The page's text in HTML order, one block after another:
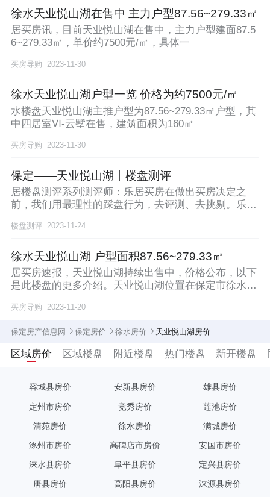
徐水天业悦山湖在售中 主力户型87.56~279.33㎡
居买房讯，目前天业悦山湖在售中，主力户型建面87.5
6~279.33㎡，单价约7500元/㎡，具体一
买房导购 2023-11-30
徐水天业悦山湖户型一览 价格为约7500元/㎡
水楼盘天业悦山湖主推户型为87.56~279.33㎡户型，其
中四居室Ⅵ-云墅在售，建筑面积为160㎡
买房导购 2023-11-30
保定——天业悦山湖丨楼盘测评
居楼盘测评系列测评师：乐居买房在做出买房决定之
前，我们用最理性的踩盘行为，去评测、去挑剔。乐居
楼盘测评 2023-11-24
徐水天业悦山湖 户型面积87.56~279.33㎡
居买房速报，天业悦山湖持续出售中，价格公布，以下
是此楼盘的更多介绍。天业悦山湖位置在保定市徐水区
买房导购 2023-11-20
保定房产信息网 保定房价 徐水房价 天业悦山湖房价
区域房价 区域楼盘 附近楼盘 热门楼盘 新开楼盘
容城县房价 安新县房价 雄县房价
定州市房价 竞秀房价 莲池房价
清苑房价 徐水房价 满城房价
涿州市房价 高碑店市房价 安国市房价
涞水县房价 阜平县房价 定兴县房价
唐县房价 高阳县房价 涞源县房价